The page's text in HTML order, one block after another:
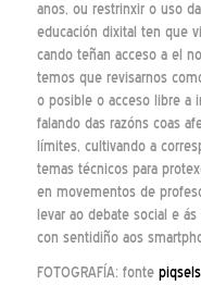
anos, ou restrinxir o uso
educación dixital ten que
cando teñan acceso a el
temos que revisarnos
o posible o acceso libre a
falando das razóns coas
límites, cultivando a
temas técnicos para
en movementos de
levar ao debate social e
con sentidiño aos
FOTOGRAFÍA: fonte